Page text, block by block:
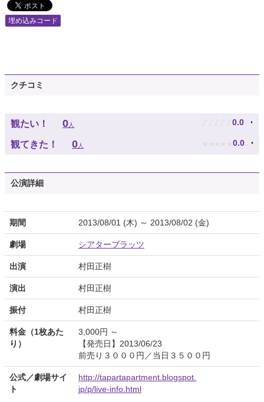
埋め込みコード
クチコミ
観たい！ 0人 ♪ ♪ ♪ ♪ ♪ 0.0
観てきた！ 0人 ★ ★ ★ ★ ★ 0.0
公演詳細
期間 2013/08/01 (木) ～ 2013/08/02 (金)
劇場 シアターブラッツ
出演 村田正樹
演出 村田正樹
振付 村田正樹
料金（1枚あた
り）
3,000円 ～
【発売日】2013/06/23
前売り３０００円／当日３５００円
公式／劇場サイ
ト
http://tapartapartment.blogspot.
jp/p/live-info.html